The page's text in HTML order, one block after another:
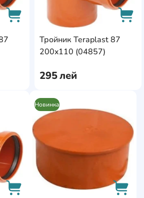
AddCardToCart
Тройник Teraplast 87
200x110 (04857)
295лей
AddCardToFavourite
Новинка